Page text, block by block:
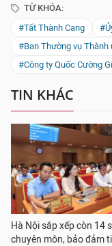
TỪ KHÓA:
#Tất Thành Cang
#Ban Thường vụ Thành
#Công ty Quốc Cường
TIN KHÁC
Hà Nội sắp xếp còn 14
chuyên môn, bảo đảm